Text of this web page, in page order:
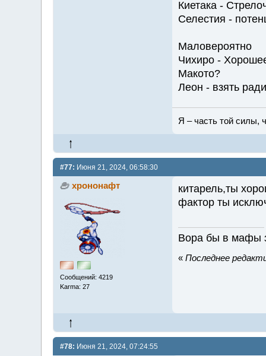
Киетака -
Селестия -
Маловероятно
Чихиро -
Макото?
Леон - взять
Я – часть той силы,
#77: Июня 21, 2024, 06:58:30
хрононафт
Сообщений: 4219
Karma: 27
китарель,ты
фактор ты
Вора бы в мафы
« Последнее
#78: Июня 21, 2024, 07:24:55